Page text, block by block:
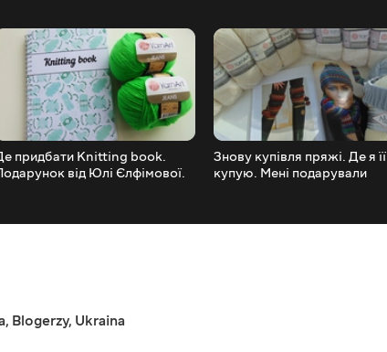
придбати Knitting book.
від Юлі Єлфімової.
Знову купівля пряжі. Де я її
купую. Мені подарували
, Blogerzy, Ukraina